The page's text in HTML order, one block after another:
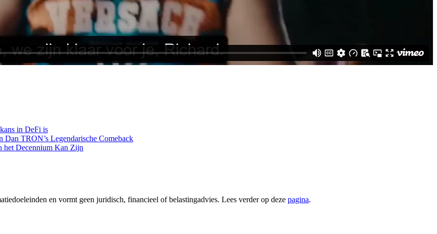
in DeFi is
TRON’s Legendarische Comeback
het Decennium Kan Zijn
en vormt geen juridisch, financieel of belastingadvies. Lees verder op deze pagina.